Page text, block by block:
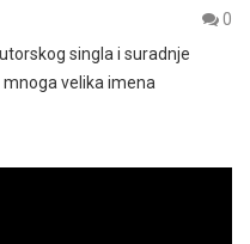
0
singla i suradnje
velika imena